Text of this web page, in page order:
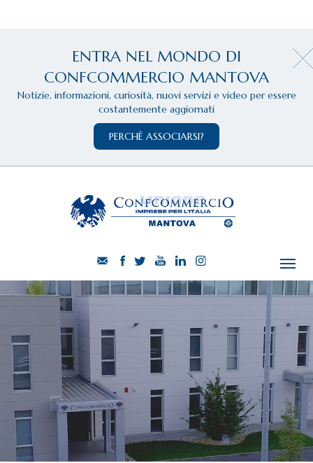
ENTRA NEL MONDO DI
CONFCOMMERCIO MANTOVA
Notizie, informazioni, curiosità, nuovi servizi e video per essere
costantemente aggiornati
PERCHÈ ASSOCIARSI?
CHI SIAMO
SERVIZI
CATEGORIE
DELEGAZIONI
ATTIVITÀ STORICHE
PERIODICO